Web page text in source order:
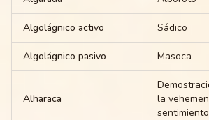
Algolágnico activo Sádico
Algolágnico pasivo Masoca
Alharaca
la
sentimiento